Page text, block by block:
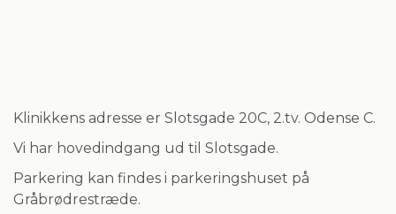
Klinikkens adresse er Slotsgade 20C, 2.tv. Odense C.
Vi har hovedindgang ud til Slotsgade.
Parkering kan findes i parkeringshuset på
Gråbrødrestræde.